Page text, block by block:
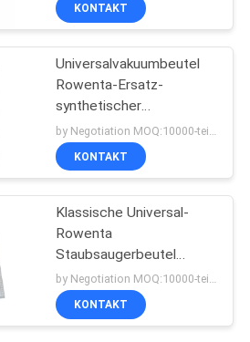
KONTAKT
Universalvakuumbeutel
Rowenta-Ersatz-
synthetischer
Staubbeutel
Stofzuigerzak
Wonderbag
KONTAKT
Klassische Universal-
Rowenta
Staubsaugerbeutel
WB406120 WB305120
Wonderbag
by Negotiation MOQ:10000-teilig/Stücke
KONTAKT